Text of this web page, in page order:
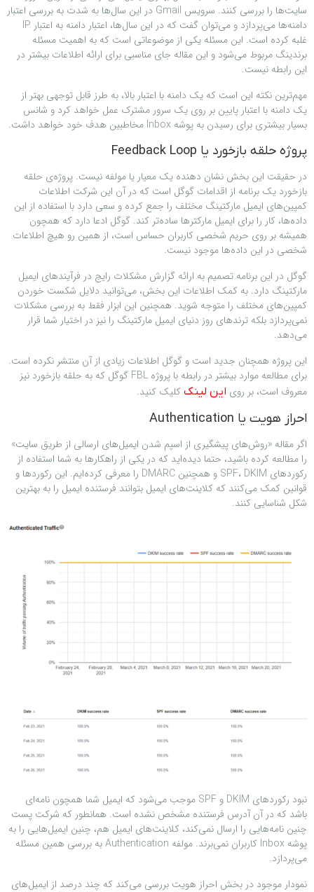
سایت‌ها را بررسی کنند. سرویس Gmail در این سال‌ها به شدت به بررسی اعتبار
دامنه‌ها می‌پردازد و می‌توان گفت که در این سال‌ها، اعتبار دامنه به اعتبار IP
غلبه کرده است. این مسئله یکی از موضوعاتی است که به اهمیت مسئله
برندینگ مربوط می‌شود و این مقاله جای مناسبی برای ارائه اطلاعات بیشتر در
این رابطه نیست.
مهم‌ترین نکته این است که یک دامنه با اعتبار بالا، به طرز قابل توجهی بهتر از
یک دامنه با اعتبار پایین بر روی یک سرور مشترک عمل خواهد کرد و شانس
بسیار بیشتری برای رسیدن به پوشه Inbox مخاطبین هدف خود خواهد داشت.
پروژه حلقه بازخورد یا Feedback Loop
در حقیقت این بخش نشان دهنده یک معیار یا مولفه نیست. پروژه‌ی حلقه
بازخورد یک برنامه از اقدامات گوگل است که در آن این شرکت اطلاعات
کمپین‌های ایمیل مارکتینگ مختلف را جمع کرده و سعی دارد با استفاده از این
داده‌ها، کار را برای ایمیل مارکترها ساده‌تر کند. گوگل ادعا دارد که همچون
همیشه بر روی حریم شخصی کاربران حساس است، از همین رو هیچ اطلاعات
شخصی در این داده‌ها موجود نیست.
گوگل در این برنامه تصمیم به ارائه گزارش مشکلات رایج در فرآیندهای ایمیل
مارکتینگ دارد. به کمک اطلاعات این بخش، می‌توانید دلایل شکست خوردن
کمپین‌های مختلف را متوجه شوید. همچنین این ابزار فقط به بررسی مشکلات
نمی‌پردازد بلکه ترندهای روز دنیای ایمیل مارکتینگ را نیز در اختیار شما قرار
می‌دهد.
این پروژه همچنان جدید است و گوگل اطلاعات زیادی از آن منتشر نکرده است.
برای مطالعه موارد بیشتر در رابطه با پروژه FBL گوگل که به حلقه بازخورد نیز
معروف است، بر روی این لینک کلیک کنید.
احراز هویت یا Authentication
اگر مقاله «روش‌های پیشگیری از اسپم شدن ایمیل‌های ارسالی از طریق سایت»
را مطالعه کرده باشید، حتما دیده‌اید که در یکی از راهکارها به شما استفاده از
رکوردهای SPF، DKIM و همچنین DMARC را معرفی کرده‌ایم. این رکوردها و
قوانین کمک می‌کنند که کلاینت‌های ایمیل بتوانند فرستنده ایمیل را به بهترین
شکل شناسایی کنند.
نبود رکوردهای DKIM و SPF موجب می‌شود که ایمیل شما همچون نامه‌ای
باشد که در آن آدرس فرستنده مشخص نشده است. همانطور که شرکت پست
چنین نامه‌هایی را ارسال نمی‌کند، کلاینت‌های ایمیل هم، چنین ایمیل‌هایی را به
پوشه Inbox کاربران نمی‌برند. مولفه Authentication به بررسی همین مسئله
می‌پردازد.
نمودار موجود در بخش احراز هویت بررسی می‌کند که چند درصد از ایمیل‌های